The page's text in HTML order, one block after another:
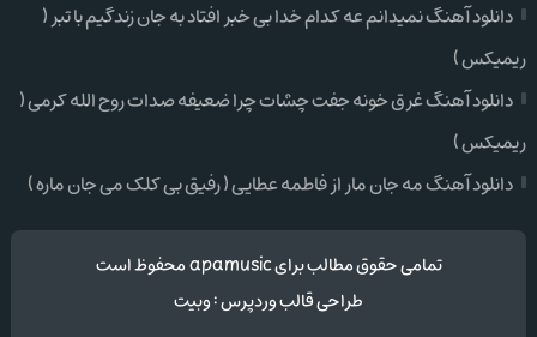
دانلود آهنگ نمیدانم عه کدام خدا بی خبر افتاد به جان زندگیم با تبر (
ریمیکس )
دانلود آهنگ غرق خونه جفت چشات چرا ضعیفه صدات روح الله کرمی (
ریمیکس )
دانلود آهنگ مه جان مار از فاطمه عطایی ( رفیق بی کلک می جان ماره )
تمامی حقوق مطالب برای apamusic محفوظ است
طراحی قالب وردپرس:وبیت